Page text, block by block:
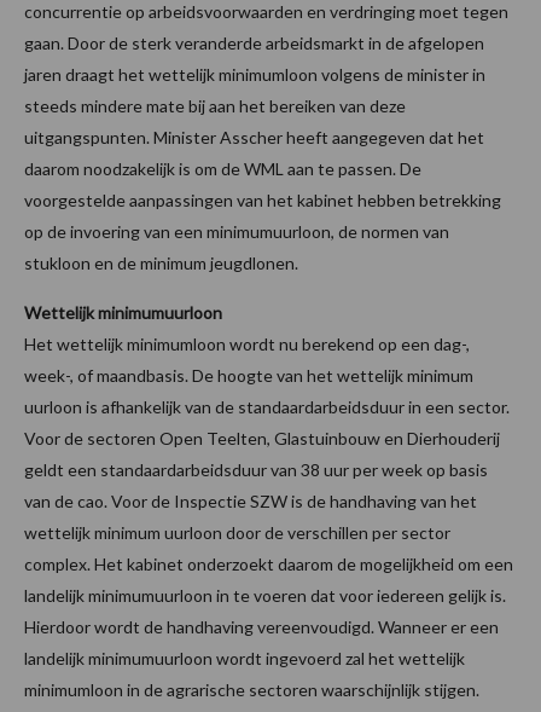
concurrentie op arbeidsvoorwaarden en verdringing moet tegen
gaan. Door de sterk veranderde arbeidsmarkt in de afgelopen
jaren draagt het wettelijk minimumloon volgens de minister in
steeds mindere mate bij aan het bereiken van deze
uitgangspunten. Minister Asscher heeft aangegeven dat het
daarom noodzakelijk is om de WML aan te passen. De
voorgestelde aanpassingen van het kabinet hebben betrekking
op de invoering van een minimumuurloon, de normen van
stukloon en de minimum jeugdlonen.
Wettelijk minimumuurloon
Het wettelijk minimumloon wordt nu berekend op een dag-,
week-, of maandbasis. De hoogte van het wettelijk minimum
uurloon is afhankelijk van de standaardarbeidsduur in een sector.
Voor de sectoren Open Teelten, Glastuinbouw en Dierhouderij
geldt een standaardarbeidsduur van 38 uur per week op basis
van de cao. Voor de Inspectie SZW is de handhaving van het
wettelijk minimum uurloon door de verschillen per sector
complex. Het kabinet onderzoekt daarom de mogelijkheid om een
landelijk minimumuurloon in te voeren dat voor iedereen gelijk is.
Hierdoor wordt de handhaving vereenvoudigd. Wanneer er een
landelijk minimumuurloon wordt ingevoerd zal het wettelijk
minimumloon in de agrarische sectoren waarschijnlijk stijgen.